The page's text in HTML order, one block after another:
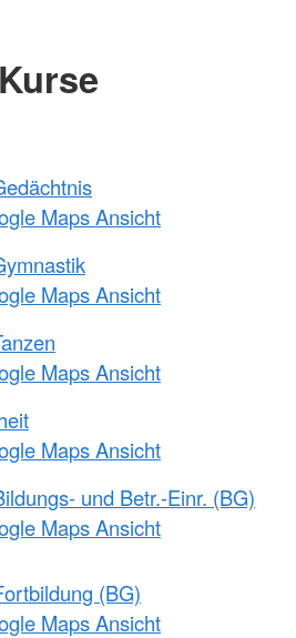
Kurse
Maps Ansicht
Maps Ansicht
Maps Ansicht
Maps Ansicht
und Betr.-Einr. (BG)
Maps Ansicht
(BG)
Maps Ansicht